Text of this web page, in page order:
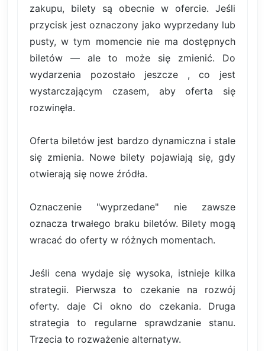
zakupu, bilety są obecnie w ofercie. Jeśli
przycisk jest oznaczony jako wyprzedany lub
pusty, w tym momencie nie ma dostępnych
biletów — ale to może się zmienić. Do
wydarzenia pozostało jeszcze , co jest
wystarczającym czasem, aby oferta się
rozwinęła.
Oferta biletów jest bardzo dynamiczna i stale
się zmienia. Nowe bilety pojawiają się, gdy
otwierają się nowe źródła.
Oznaczenie "wyprzedane" nie zawsze
oznacza trwałego braku biletów. Bilety mogą
wracać do oferty w różnych momentach.
Jeśli cena wydaje się wysoka, istnieje kilka
strategii. Pierwsza to czekanie na rozwój
oferty. daje Ci okno do czekania. Druga
strategia to regularne sprawdzanie stanu.
Trzecia to rozważenie alternatyw.